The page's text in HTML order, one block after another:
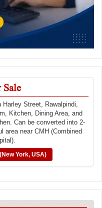
Sale
Street, Rawalpindi,
Kitchen, Dining Area, and
Can be converted into 2-
area near CMH (Combined
York, USA)